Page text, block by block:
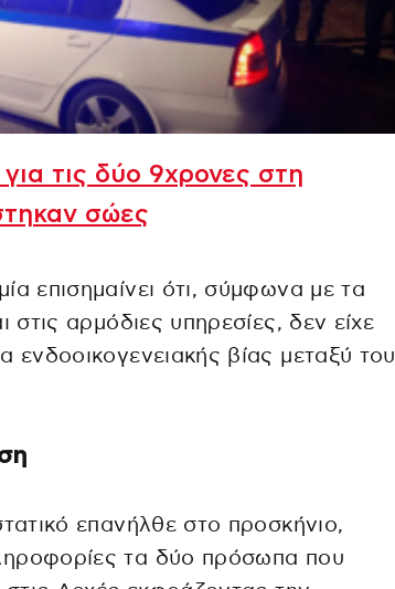
τις δύο 9χρονες στη
σώες
επισημαίνει ότι, σύμφωνα με τα
στις αρμόδιες υπηρεσίες, δεν είχε
ενδοοικογενειακής βίας μεταξύ του
επανήλθε στο προσκήνιο,
τα δύο πρόσωπα που